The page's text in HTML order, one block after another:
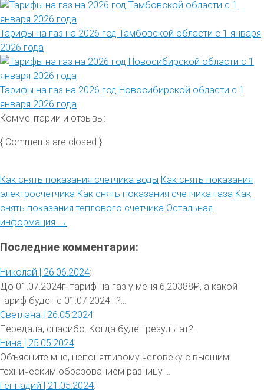
Тарифы на газ на 2026 год Тамбовской области с 1 января
2026 года
Тарифы на газ на 2026 год Новосибирской области с 1
января 2026 года
Комментарии и отзывы:
{ Comments are closed }
Как снять показания счетчика воды Как снять показания
электросчетчика Как снять показания счетчика газа Как
снять показания теплового счетчика Остальная
информация →
Последние комментарии:
Николай | 26.06.2024:
До 01.07.2024г. тариф на газ у меня 6,20388₽, а какой
тариф будет с 01.07.2024г.?...
Светлана | 26.05.2024:
Передала, спасибо. Когда будет результат?...
Нина | 25.05.2024:
Объясните мне, непонятливому человеку с высшим
техническим образованием разницу ...
Геннадий | 21.05.2024: